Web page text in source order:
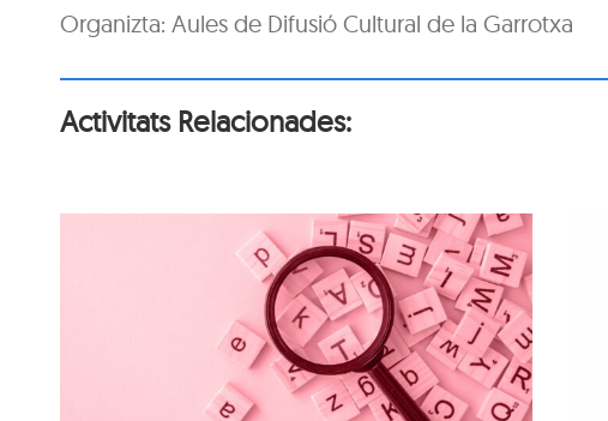
Organizta: Aules de Difusió Cultural de la Garrotxa
Activitats Relacionades:
Itinerari personal: “El
clima urbà de la ciutat
d’Olot”